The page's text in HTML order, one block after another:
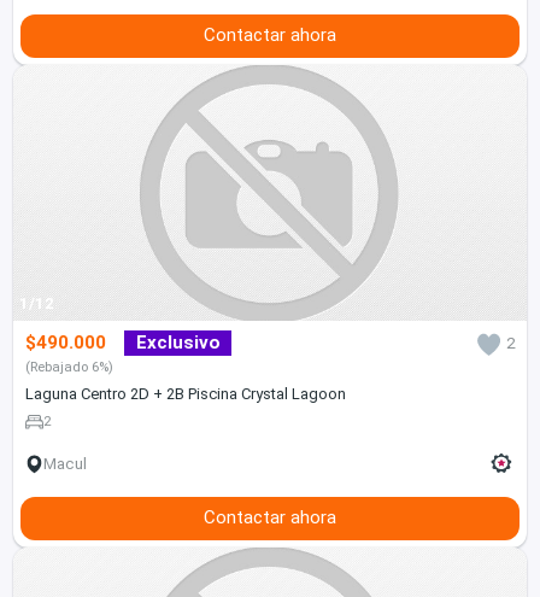
Contactar ahora
1/12
$490.000 Exclusivo 2
(Rebajado 6%)
Laguna Centro 2D + 2B Piscina Crystal Lagoon
2
Macul
Contactar ahora